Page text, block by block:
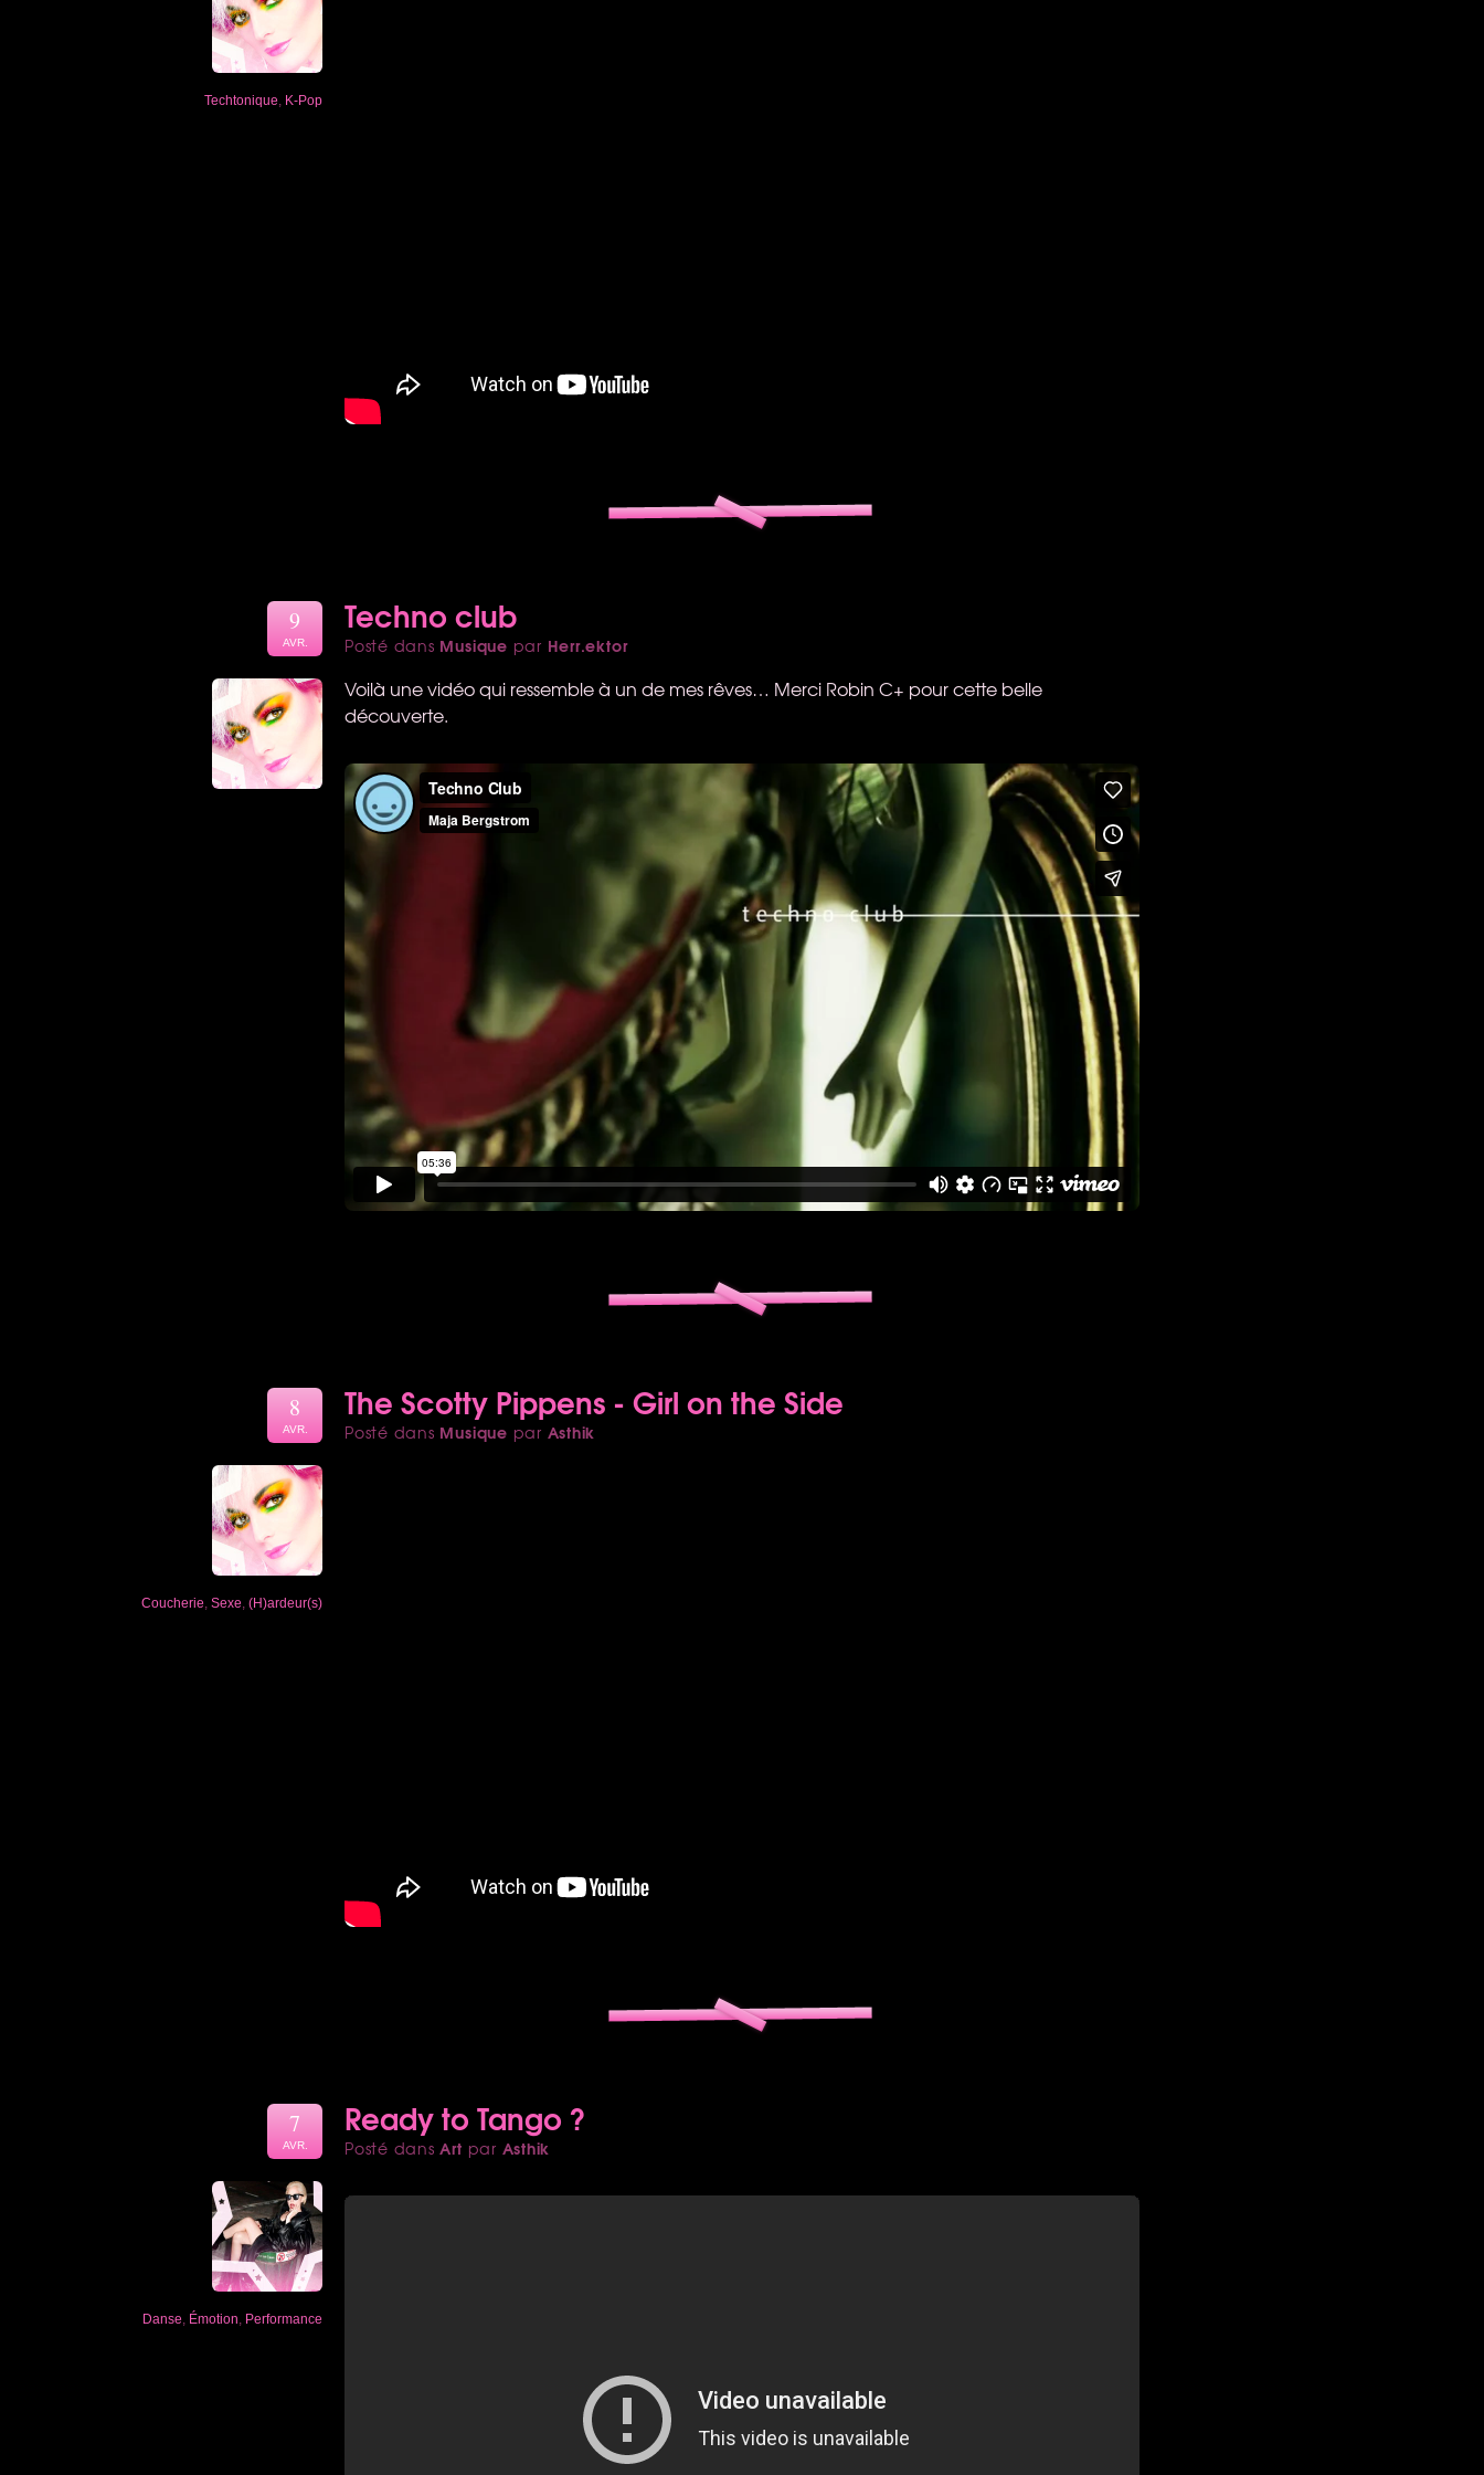
Techtonique K-Pop
Techno club
Posté dans Musique par Herr.ektor
9
AVR.
Voilà une vidéo qui ressemble à un de mes rêves… Merci Robin C+ pour cette belle
découverte.
The Scotty Pippens - Girl on the Side
Posté dans Musique par Asthik
8
AVR.
Coucherie Sexe (H)ardeur(s)
Ready to Tango ?
Posté dansArt par Asthik
7
AVR.
Danse Émotion Performance